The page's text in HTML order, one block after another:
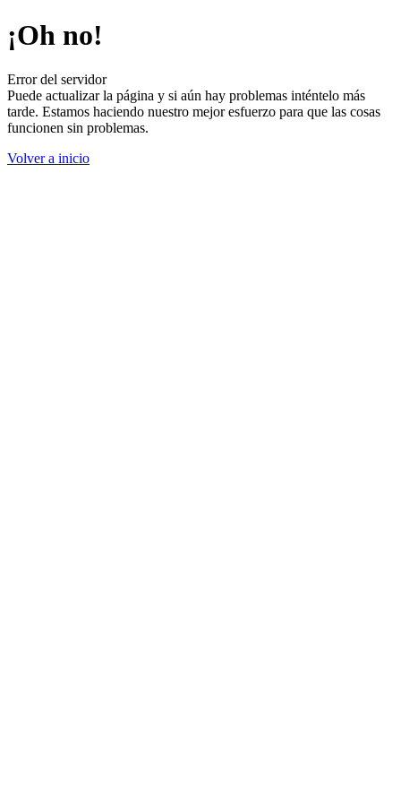
¡Oh no!
Error del servidor
Puede actualizar la página y si aún hay problemas inténtelo más
tarde. Estamos haciendo nuestro mejor esfuerzo para que las cosas
funcionen sin problemas.
Volver a inicio